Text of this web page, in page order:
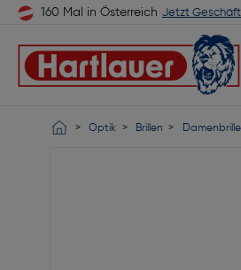
160 Mal in Österreich Jetzt
Optik Brillen